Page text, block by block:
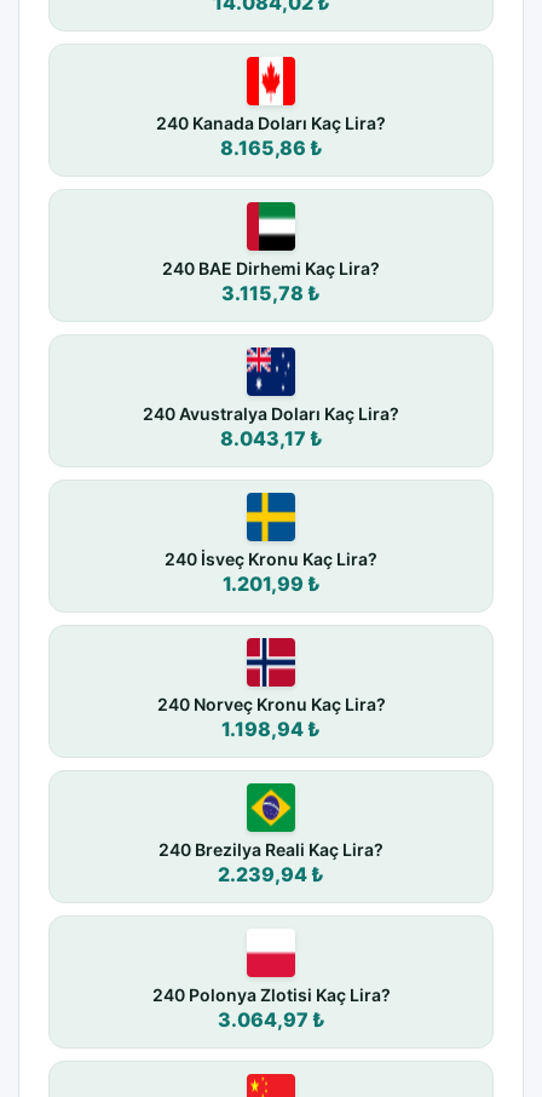
240 Kanada Doları Kaç Lira?
8.165,86 ₺
240 BAE Dirhemi Kaç Lira?
3.115,78 ₺
240 Avustralya Doları Kaç Lira?
8.043,17 ₺
240 İsveç Kronu Kaç Lira?
1.201,99 ₺
240 Norveç Kronu Kaç Lira?
1.198,94 ₺
240 Brezilya Reali Kaç Lira?
2.239,94 ₺
240 Polonya Zlotisi Kaç Lira?
3.064,97 ₺